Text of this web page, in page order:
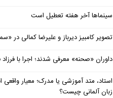
سینماها آخر هفته تعطیل است
تصویر کامبیز دیرباز و علیرضا کمالی در
داوران «صحنه» معرفی شدند؛ اجرا با
استاد، متد آموزشی یا مدرک؛ معیار واقعی
زبان آلمانی چیست؟